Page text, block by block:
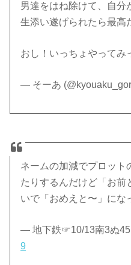
男達をはね除けて、自分
生添い遂げられたら最高
おし！いっちょやってみ
— そーあ
ネームの加減でプロット
たりするんだけど「お前
いで「おめえと〜」にな
— 地下鉄☞10/13南3ぬ
9